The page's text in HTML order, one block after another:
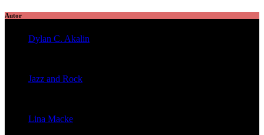
Autor
Dylan C. Akalin
Jazz and Rock
Lina Macke